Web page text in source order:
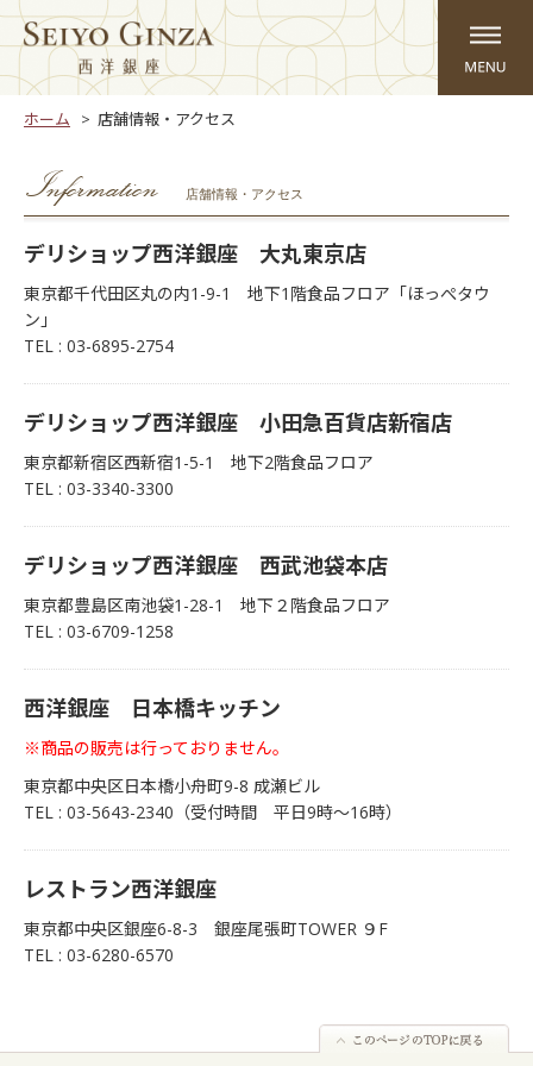
ホーム 店舗情報・アクセス
Information 店舗情報・アクセス
デリショップ西洋銀座 大丸東京店
東京都千代田区丸の内1-9-1 地下1階食品フロア「ほっぺタウ
ン」
TEL : 03-6895-2754
デリショップ西洋銀座 小田急百貨店新宿店
東京都新宿区西新宿1-5-1 地下2階食品フロア
TEL : 03-3340-3300
デリショップ西洋銀座 西武池袋本店
東京都豊島区南池袋1-28-1 地下２階食品フロア
TEL : 03-6709-1258
西洋銀座 日本橋キッチン
※商品の販売は行っておりません。
東京都中央区日本橋小舟町9-8 成瀬ビル
TEL : 03-5643-2340（受付時間 平日9時～16時）
レストラン西洋銀座
東京都中央区銀座6-8-3 銀座尾張町TOWER ９F
TEL : 03-6280-6570